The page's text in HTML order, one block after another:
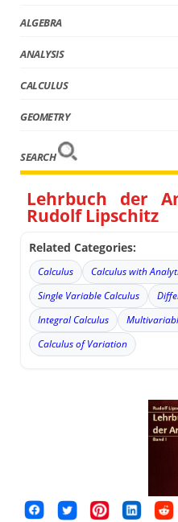
ALGEBRA
ANALYSIS
CALCULUS
GEOMETRY
SEARCH
Lehrbuch der
Rudolf Lipschitz
Related Categories:
Calculus
Calculus with
Single Variable Calculus
Integral Calculus
Calculus of Variation